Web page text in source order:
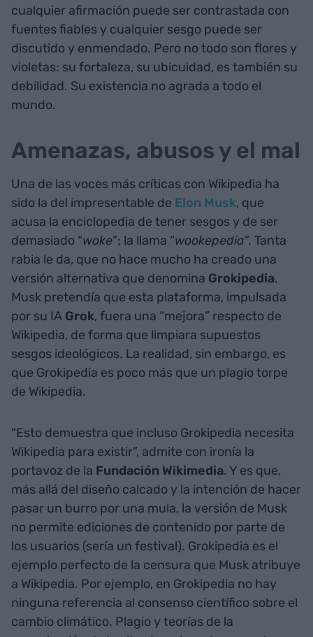
cualquier afirmación puede ser contrastada con
fuentes fiables y cualquier sesgo puede ser
discutido y enmendado. Pero no todo son flores y
violetas: su fortaleza, su ubicuidad, es también su
debilidad. Su existencia no agrada a todo el
mundo.
Amenazas, abusos y el mal
Una de las voces más críticas con Wikipedia ha
sido la del impresentable de Elon Musk, que
acusa la enciclopedia de tener sesgos y de ser
demasiado “woke”; la llama “wookepedia”. Tanta
rabia le da, que no hace mucho ha creado una
versión alternativa que denomina Grokipedia.
Musk pretendía que esta plataforma, impulsada
por su IA Grok, fuera una “mejora” respecto de
Wikipedia, de forma que limpiara supuestos
sesgos ideológicos. La realidad, sin embargo, es
que Grokipedia es poco más que un plagio torpe
de Wikipedia.
“Esto demuestra que incluso Grokipedia necesita
Wikipedia para existir”, admite con ironía la
portavoz de la Fundación Wikimedia. Y es que,
más allá del diseño calcado y la intención de hacer
pasar un burro por una mula, la versión de Musk
no permite ediciones de contenido por parte de
los usuarios (sería un festival). Grokipedia es el
ejemplo perfecto de la censura que Musk atribuye
a Wikipedia. Por ejemplo, en Grokipedia no hay
ninguna referencia al consenso científico sobre el
cambio climático. Plagio y teorías de la